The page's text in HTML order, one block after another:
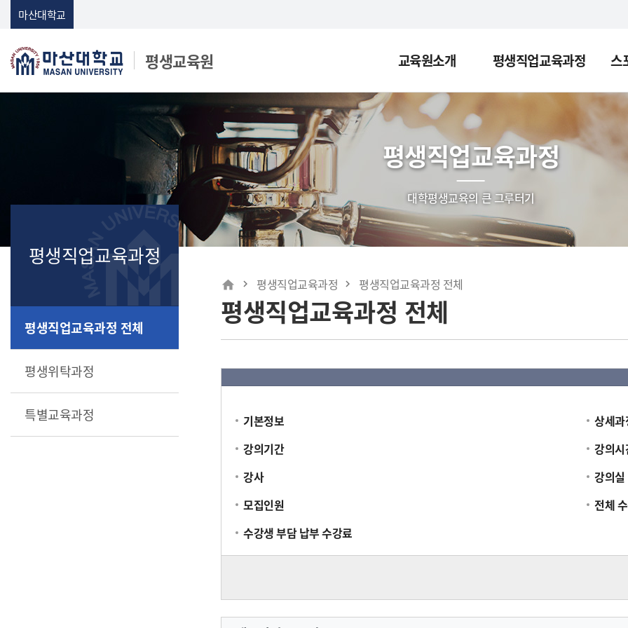
Skip Menu
마산대학교
마산대학교 평생교육원 교육원소개 평생직업교육과정 스
평생직업교육과정
대학평생교육의 큰 그루터기
평생직업교육과정
평생직업교육과정 전체
평생위탁과정
특별교육과정
home 메인 평생직업교육과정 평생직업교육과정 전체
평생직업교육과정 전체
기본정보
상세과
강의기간
강의시
강사
강의실
모집인원
전체
수강생 부담 납부 수강료